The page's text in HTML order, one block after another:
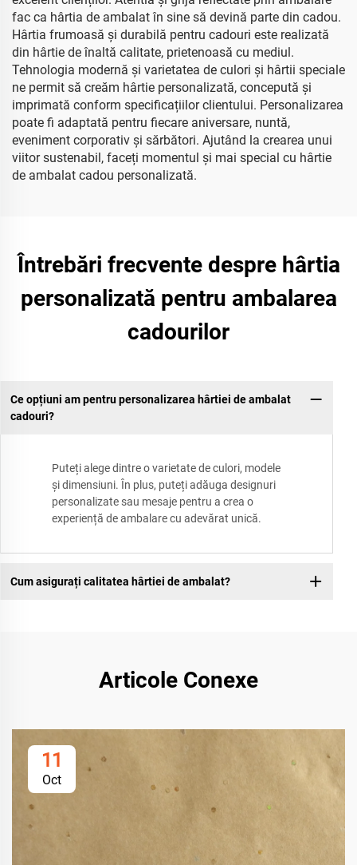
fac ca hârtia de ambalat în sine să devină parte din cadou.
Hârtia frumoasă și durabilă pentru cadouri este realizată
din hârtie de înaltă calitate, prietenoasă cu mediul.
Tehnologia modernă și varietatea de culori și hârtii speciale
ne permit să creăm hârtie personalizată, concepută și
imprimată conform specificațiilor clientului. Personalizarea
poate fi adaptată pentru fiecare aniversare, nuntă,
eveniment corporativ și sărbători. Ajutând la crearea unui
viitor sustenabil, faceți momentul și mai special cu hârtie
de ambalat cadou personalizată.
Întrebări frecvente despre hârtia
personalizată pentru ambalarea
cadourilor
Ce opțiuni am pentru personalizarea hârtiei de ambalat
cadouri?
Puteți alege dintre o varietate de culori, modele
și dimensiuni. În plus, puteți adăuga designuri
personalizate sau mesaje pentru a crea o
experiență de ambalare cu adevărat unică.
Cum asigurați calitatea hârtiei de ambalat?
Articole Conexe
11
Oct